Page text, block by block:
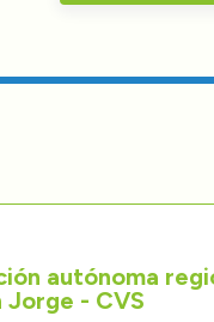
autónoma
Jorge - CVS